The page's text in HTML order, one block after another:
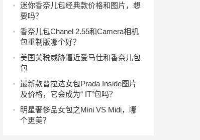
迷你香奈儿包经典款价格和图片，想
要吗？
香奈儿包Chanel 2.55和Camera相机
包重制版哪个好？
美国关税威胁逼近爱马仕和香奈儿包
包
最新款普拉达女包Prada Inside图片
及价格，它会成为“ IT”包吗？
明星奢侈品女包之Mini VS Midi，哪
个更美？